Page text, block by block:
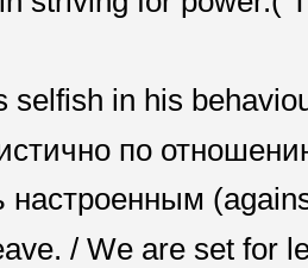
selfish in his
по
настроенным
/ We are set for